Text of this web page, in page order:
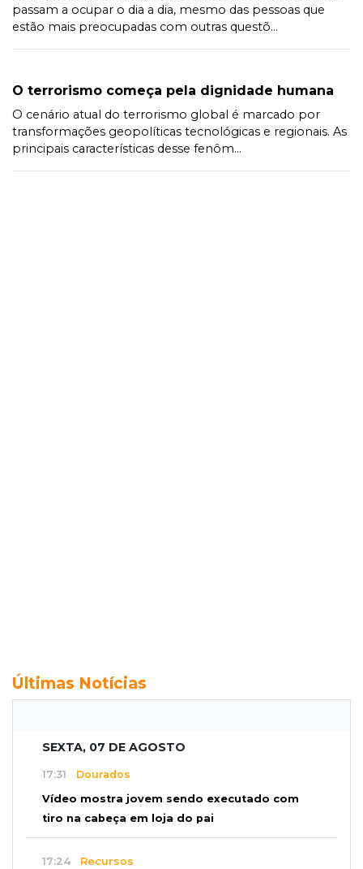
passam a ocupar o dia a dia, mesmo das pessoas que
estão mais preocupadas com outras questõ...
O terrorismo começa pela dignidade humana
O cenário atual do terrorismo global é marcado por
transformações geopolíticas tecnológicas e regionais. As
principais características desse fenôm...
Últimas Notícias
SEXTA, 07 DE AGOSTO
17:31 Dourados
Vídeo mostra jovem sendo executado com
tiro na cabeça em loja do pai
17:24 Recursos